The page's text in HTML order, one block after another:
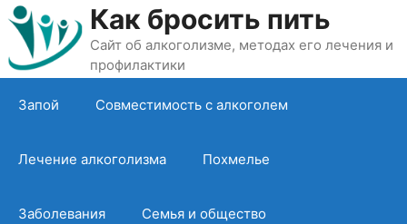
Перейти
содержимому
Как бросить пить
Сайт об алкоголизме, методах его лечения и
профилактики
Запой Совместимость с алкоголем
Лечение алкоголизма Похмелье
Заболевания Семья и общество